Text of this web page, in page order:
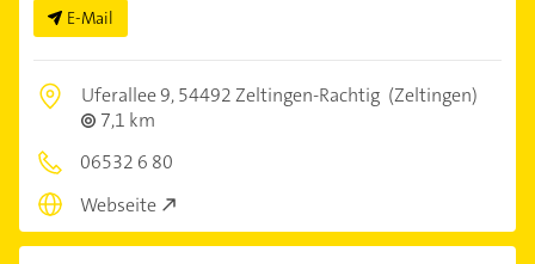
E-Mail
Uferallee 9,54492 Zeltingen-Rachtig (Zeltingen)
7,1 km
06532 6 80
Webseite